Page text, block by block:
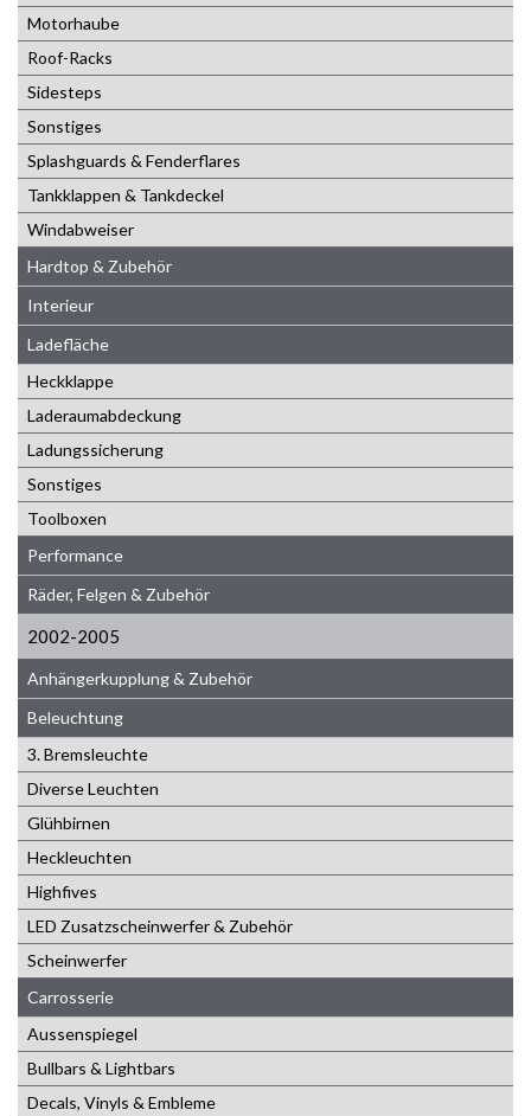
Motorhaube
Roof-Racks
Sidesteps
Sonstiges
Splashguards & Fenderflares
Tankklappen & Tankdeckel
Windabweiser
Hardtop & Zubehör
Interieur
Ladefläche
Heckklappe
Laderaumabdeckung
Ladungssicherung
Sonstiges
Toolboxen
Performance
Räder, Felgen & Zubehör
2002-2005
Anhängerkupplung & Zubehör
Beleuchtung
3. Bremsleuchte
Diverse Leuchten
Glühbirnen
Heckleuchten
Highfives
LED Zusatzscheinwerfer & Zubehör
Scheinwerfer
Carrosserie
Aussenspiegel
Bullbars & Lightbars
Decals, Vinyls & Embleme